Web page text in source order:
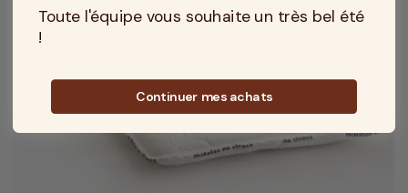
Toute l'équipe vous souhaite un très bel été
!
Continuer mes achats